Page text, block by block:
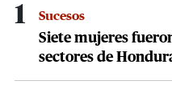
1 Sucesos
Siete mujeres
sectores de